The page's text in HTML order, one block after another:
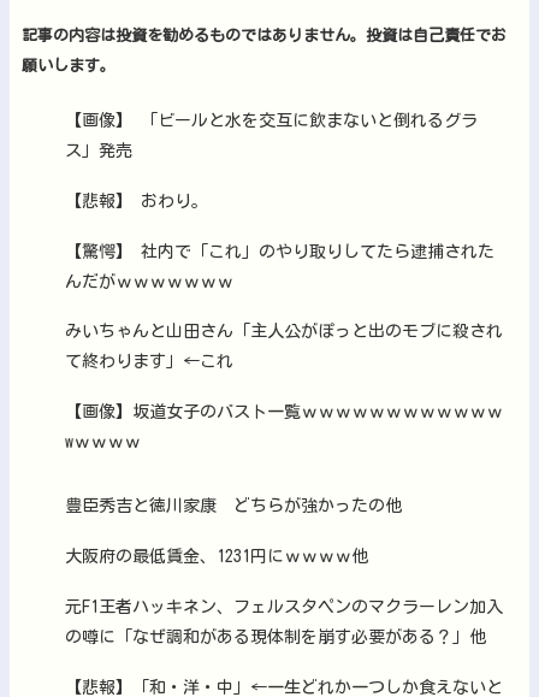
記事の内容は投資を勧めるものではありません。投資は自己責任でお
願いします。
【画像】 「ビールと水を交互に飲まないと倒れるグラ
ス」発売
【悲報】 おわり。
【驚愕】 社内で「これ」のやり取りしてたら逮捕された
んだがｗｗｗｗｗｗｗ
みいちゃんと山田さん「主人公がぽっと出のモブに殺され
て終わります」←これ
【画像】坂道女子のバスト一覧ｗｗｗｗｗｗｗｗｗｗｗｗ
wｗｗｗｗ
豊臣秀吉と徳川家康 どちらが強かったの他
大阪府の最低賃金、1231円にｗｗｗｗ他
元F1王者ハッキネン、フェルスタペンのマクラーレン加入
の噂に「なぜ調和がある現体制を崩す必要がある？」他
【悲報】「和・洋・中」←一生どれか一つしか食えないと